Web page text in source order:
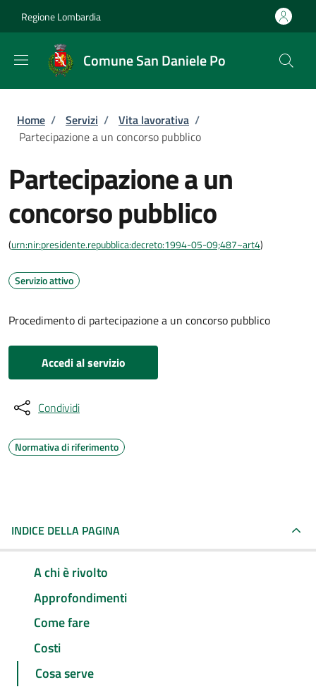
Regione Lombardia
Comune San Daniele Po
Briciole di pane
Home / Servizi / Vita lavorativa /
Partecipazione a un concorso pubblico
Partecipazione a un
concorso pubblico
(urn:nir:presidente.repubblica:decreto:1994-05-09;487~art4)
Servizio attivo
Procedimento di partecipazione a un concorso pubblico
Accedi al servizio
Condividi
Normativa di riferimento
INDICE DELLA PAGINA
A chi è rivolto
Approfondimenti
Come fare
Costi
Cosa serve